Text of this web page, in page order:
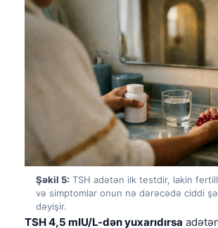
Şəkil 5: TSH adətən ilk testdir, lakin
və simptomlar onun nə dərəcədə ciddi
dəyişir.
TSH 4,5 mIU/L-dən yuxarıdırsa
Esperanto
Frysk
Ślōnskŏ gŏdka
Norsk bokmål